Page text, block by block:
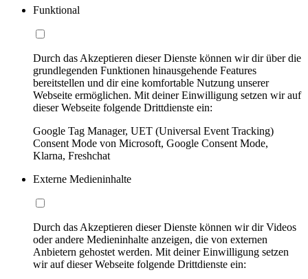
Funktional
Durch das Akzeptieren dieser Dienste können wir dir über die
grundlegenden Funktionen hinausgehende Features
bereitstellen und dir eine komfortable Nutzung unserer
Webseite ermöglichen. Mit deiner Einwilligung setzen wir auf
dieser Webseite folgende Drittdienste ein:
Google Tag Manager, UET (Universal Event Tracking)
Consent Mode von Microsoft, Google Consent Mode,
Klarna, Freshchat
Externe Medieninhalte
Durch das Akzeptieren dieser Dienste können wir dir Videos
oder andere Medieninhalte anzeigen, die von externen
Anbietern gehostet werden. Mit deiner Einwilligung setzen
wir auf dieser Webseite folgende Drittdienste ein: